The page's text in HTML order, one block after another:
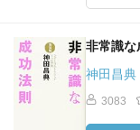
非常識な
神田昌典
3083